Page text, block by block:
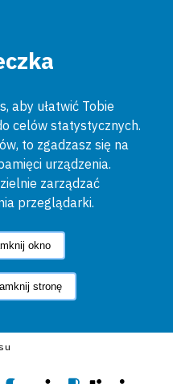
aby ułatwić Tobie
celów statystycznych.
to zgadzasz się na
urządzenia.
zarządzać
przeglądarki.
okno
stronę